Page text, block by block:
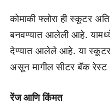
कोमाकी फ्लोरा ही स्कूटर
बनवण्यात आलेली आहे.
देण्यात आलेले आहे. या
असून मागील सीटर बॅक
रेंज आणि किंमत